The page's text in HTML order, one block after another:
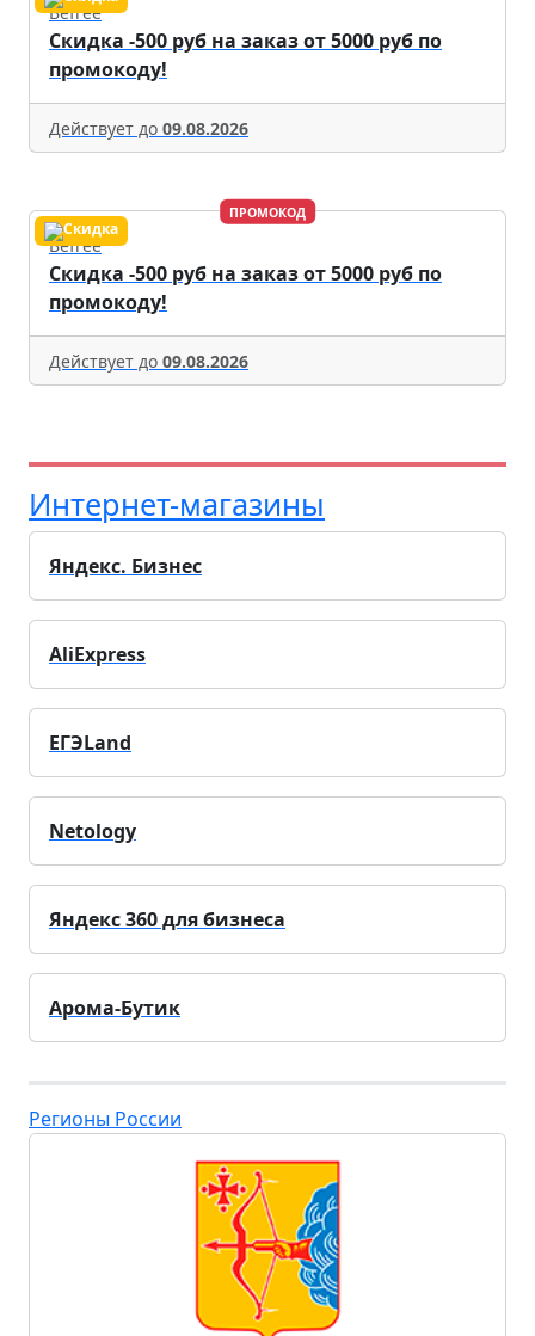
Befree
Скидка -500 руб на заказ от 5000 руб по
промокоду!
Действует до 09.08.2026
ПРОМОКОД
Befree
Скидка -500 руб на заказ от 5000 руб по
промокоду!
Действует до 09.08.2026
Интернет-магазины
Яндекс. Бизнес
AliExpress
ЕГЭLand
Netology
Яндекс 360 для бизнеса
Арома-Бутик
Регионы России